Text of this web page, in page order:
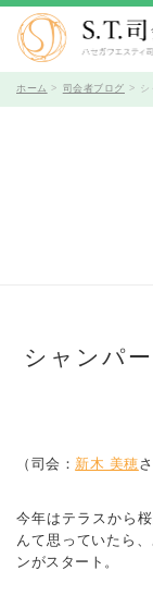
受付
ホーム 司会者ブログ シ
シャンパ
（司会： 新木 美穂
今年はテラスから
んて思っていたら
ンがスタート。